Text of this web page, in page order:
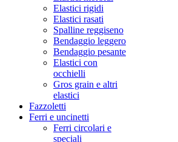
Elastici rigidi
Elastici rasati
Spalline reggiseno
Bendaggio leggero
Bendaggio pesante
Elastici con
occhielli
Gros grain e altri
elastici
Fazzoletti
Ferri e uncinetti
Ferri circolari e
speciali